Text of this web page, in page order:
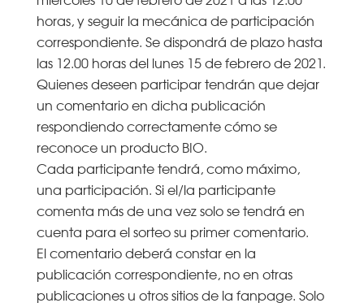
horas, y seguir la mecánica de participación
correspondiente. Se dispondrá de plazo hasta
las 12.00 horas del lunes 15 de febrero de 2021.
Quienes deseen participar tendrán que dejar
un comentario en dicha publicación
respondiendo correctamente cómo se
reconoce un producto BIO.
Cada participante tendrá, como máximo,
una participación. Si el/la participante
comenta más de una vez solo se tendrá en
cuenta para el sorteo su primer comentario.
El comentario deberá constar en la
publicación correspondiente, no en otras
publicaciones u otros sitios de la fanpage. Solo